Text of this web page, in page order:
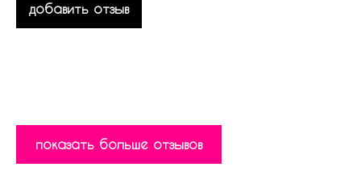
добавить отзыв
показать больше отзывов